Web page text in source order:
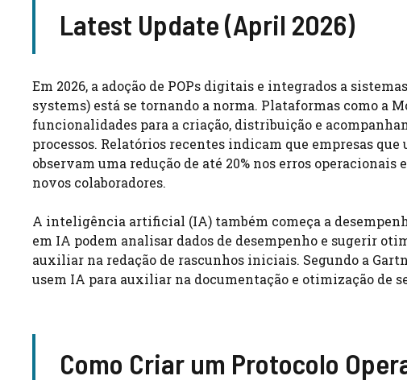
Latest Update (April 2026)
Em 2026, a adoção de POPs digitais e integrados a
systems) está se tornando a norma. Plataformas como a
funcionalidades para a criação, distribuição e
processos. Relatórios recentes indicam que empresas
observam uma redução de até 20% nos erros
novos colaboradores.
A inteligência artificial (IA) também começa a
em IA podem analisar dados de desempenho e sugerir
auxiliar na redação de rascunhos iniciais. Segundo a
usem IA para auxiliar na documentação e otimização de
Como Criar um Protocolo